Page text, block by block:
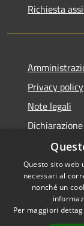
Richiesta
Privacy policy
Note legali
Accessibilità
Privacy
Questo sito web
necessari al
nonché un
Per maggiori